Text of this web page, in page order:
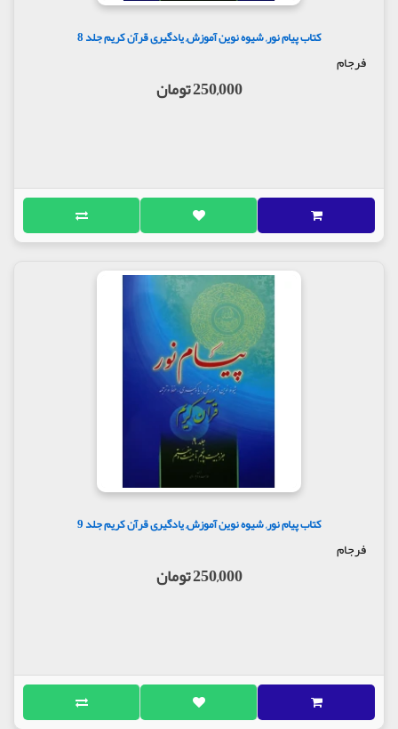
کتاب پیام نور, شیوه نوین آموزش, یادگیری قرآن کریم جلد 8
فرجام
250,000 تومان
کتاب پیام نور, شیوه نوین آموزش, یادگیری قرآن کریم جلد 9
فرجام
250,000 تومان